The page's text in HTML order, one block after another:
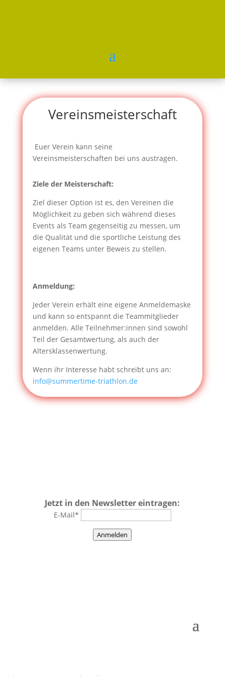
Vereinsmeisterschaft
Euer Verein kann seine
Vereinsmeisterschaften bei uns austragen.
Ziele der Meisterschaft:
Ziel dieser Option ist es, den Vereinen die
Möglichkeit zu geben sich während dieses
Events als Team gegenseitig zu messen, um
die Qualität und die sportliche Leistung des
eigenen Teams unter Beweis zu stellen.
Anmeldung:
Jeder Verein erhält eine eigene Anmeldemaske
und kann so entspannt die Teammitglieder
anmelden. Alle Teilnehmer:innen sind sowohl
Teil der Gesamtwertung, als auch der
Altersklassenwertung.
Wenn ihr Interesse habt schreibt uns an:
info@summertime-triathlon.de
Jetzt in den Newsletter eintragen:
E-Mail*
Anmelden